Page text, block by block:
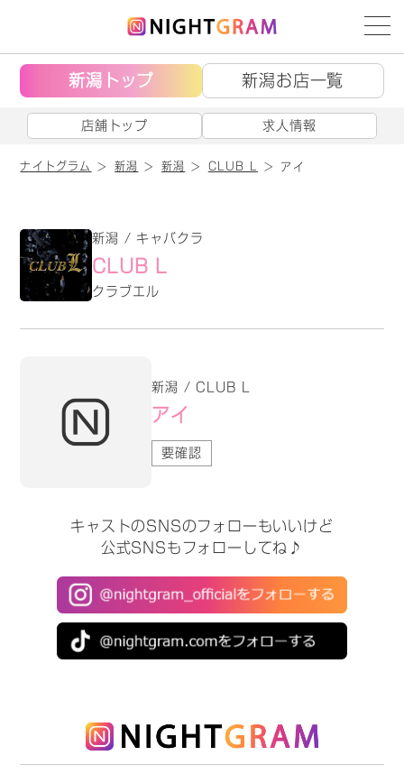
新潟トップ 新潟お店一覧
店舗トップ 求人情報
ナイトグラム 新潟 新潟 CLUB L アイ
新潟 / キャバクラ
CLUB L
クラブエル
新潟 / CLUB L
アイ
要確認
キャストのSNSのフォローもいいけど
公式SNSもフォローしてね♪